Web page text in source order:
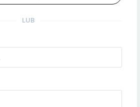
LUB